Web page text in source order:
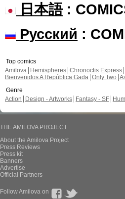
日本語:
Русский :
Top comics
Amilova
Hemispheres Chronoctis Express
Bienvenidos A República Gada Only Two
Genre
Action
Design - Artworks Fantasy - SF
THE AMILOVA PROJECT
About the Amilova Project
Press Reviews
Press kit
Banners
Advertise
Official Partners
Follow Amilova on